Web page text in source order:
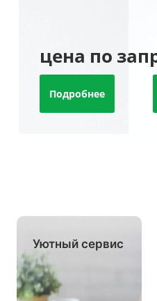
цена по
Подробнее
Уютный сервис